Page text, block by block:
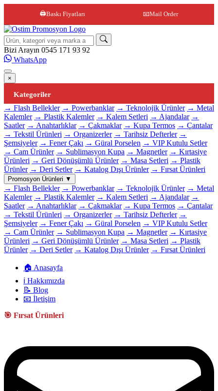
🖨️Baskı Fiyatları 📧Mail Order
Site içi arama
Bizi Arayın 0545 171 93 92
WhatsApp
×
Kategoriler
→ Flash Bellekler → Powerbanklar → Teknolojik Ürünler → Metal
Kalemler → Plastik Kalemler → Kalem Setleri → Ajandalar →
Saatler → Anahtarlıklar → Çakmaklar → Kupa Termos → Çantalar
→ Tekstil Ürünleri → Organizerler → Tarihsiz Defterler →
Şemsiyeler → Fener Çakı → Güral Porselen → VIP Kutulu Setler
→ Cam Ürünler → Sublimasyon Kupa → Magnetler → Kırtasiye
Ürünleri → Geri Dönüşümlü Ürünler → Masa Setleri → Plastik
Ürünler → Deri Setler → Katalog Dışı Ürünler → Fırsat Ürünleri
Promosyon Ürünleri ▼
→ Flash Bellekler → Powerbanklar → Teknolojik Ürünler → Metal
Kalemler → Plastik Kalemler → Kalem Setleri → Ajandalar →
Saatler → Anahtarlıklar → Çakmaklar → Kupa Termos → Çantalar
→ Tekstil Ürünleri → Organizerler → Tarihsiz Defterler →
Şemsiyeler → Fener Çakı → Güral Porselen → VIP Kutulu Setler
→ Cam Ürünler → Sublimasyon Kupa → Magnetler → Kırtasiye
Ürünleri → Geri Dönüşümlü Ürünler → Masa Setleri → Plastik
Ürünler → Deri Setler → Katalog Dışı Ürünler → Fırsat Ürünleri
🏠 Anasayfa
ℹ️ Hakkımızda
📝 Blog
📧 İletişim
🎯 Fırsat Ürünleri